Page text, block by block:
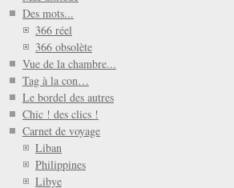
Des mots...
366 réel
366 obsolète
Vue de la chambre...
Tag à la con…
Le bordel des autres
Chic ! des clics !
Carnet de voyage
Liban
Philippines
Libye